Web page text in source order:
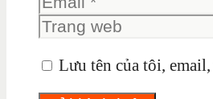
Lưu tên của tôi,